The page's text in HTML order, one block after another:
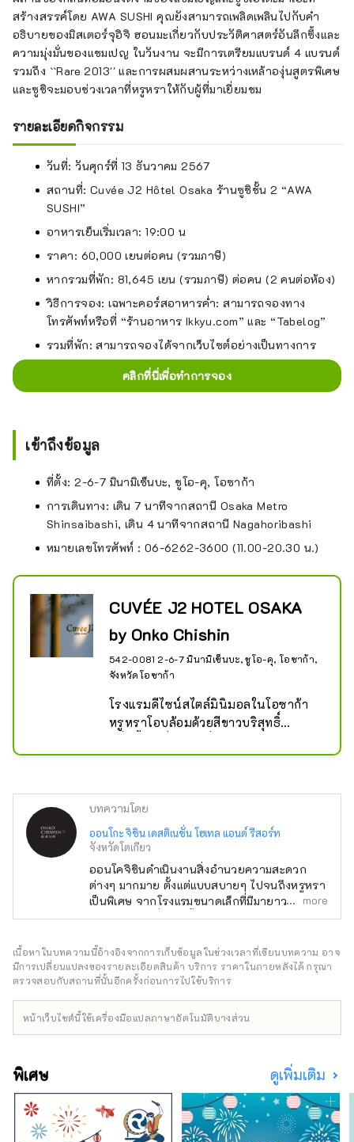
สร้างสรรค์โดย AWA SUSHI คุณยังสามารถเพลิดเพลินไปกับคำ
อธิบายของมิสเตอร์จุอิจิ ฮอนมะเกี่ยวกับประวัติศาสตร์อันลึกซึ้งและ
ความมุ่งมั่นของแชมเปญ ในวันงาน จะมีการเตรียมแบรนด์ 4 แบรนด์
รวมถึง ``Rare 2013'' และการผสมผสานระหว่างเหล้าองุ่นสูตรพิเศษ
และซูชิจะมอบช่วงเวลาที่หรูหราให้กับผู้ที่มาเยี่ยมชม
รายละเอียดกิจกรรม
วันที่: วันศุกร์ที่ 13 ธันวาคม 2567
สถานที่: Cuvée J2 Hôtel Osaka ร้านซูชิชั้น 2 “AWA
SUSHI”
อาหารเย็นเริ่มเวลา: 19:00 น
ราคา: 60,000 เยนต่อคน (รวมภาษี)
หากรวมที่พัก: 81,645 เยน (รวมภาษี) ต่อคน (2 คนต่อห้อง)
วิธีการจอง: เฉพาะคอร์สอาหารค่ำ: สามารถจองทาง
โทรศัพท์หรือที่ “ร้านอาหาร Ikkyu.com” และ “Tabelog”
รวมที่พัก: สามารถจองได้จากเว็บไซต์อย่างเป็นทางการ
คลิกที่นี่เพื่อทำการจอง
เข้าถึงข้อมูล
ที่ตั้ง: 2-6-7 มินามิเซ็นบะ, ชูโอ-คุ, โอซาก้า
การเดินทาง: เดิน 7 นาทีจากสถานี Osaka Metro
Shinsaibashi, เดิน 4 นาทีจากสถานี Nagahoribashi
หมายเลขโทรศัพท์ : 06-6262-3600 (11.00-20.30 น.)
CUVÉE J2 HOTEL OSAKA
by Onko Chishin
542-0081 2-6-7 มินามิเซ็นบะ, ชูโอ-คุ, โอซาก้า,
จังหวัดโอซาก้า
โรงแรมดีไซน์สไตล์มินิมอลในโอซาก้า
หรูหราโอบล้อมด้วยสีขาวบริสุทธิ์
ผู้ใหญ่
ศิลปะและประวัติศาสตร์
บทความโดย
ออนโกะ จิชิน เดสติเนชั่น โฮเทล แอนด์ รีสอร์ท
จังหวัดโตเกียว
ออนโคจิชินดำเนินงานสิ่งอำนวยความสะดวก
ต่างๆ มากมาย ตั้งแต่แบบสบายๆ ไปจนถึงหรูหรา
เป็นพิเศษ จากโรงแรมขนาดเล็กที่มีมายาวนานไป
จนถึงโรงแรมที่สร้างขึ้นใหม่ และจากเขตเมืองไป
คนมีบุคลิกที่เป็นเอกลักษณ์ เรารับฟังความทรงจำ
ของแต่ละสถานที่และสร้างแนวคิดที่พักที่ออกแบบ
เฉพาะตัวและมีเอกลักษณ์เฉพาะตัว
more
เนื้อหาในบทความนี้อ้างอิงจากการเก็บข้อมูลในช่วงเวลาที่เขียนบทความ อาจ
มีการเปลี่ยนแปลงของรายละเอียดสินค้า บริการ ราคาในภายหลังได้ กรุณา
ตรวจสอบกับสถานที่นั้นอีกครั้งก่อนการไปใช้บริการ
หน้าเว็บไซต์นี้ใช้เครื่องมือแปลภาษาอัตโนมัติบางส่วน
พิเศษ ดูเพิ่มเติม